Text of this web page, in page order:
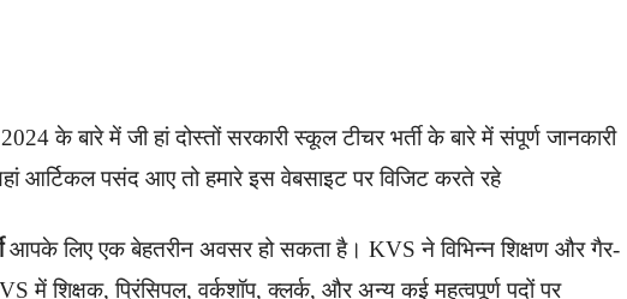
बारे में जी हां दोस्तों सरकारी स्कूल टीचर भर्ती के बारे में संपूर्ण जानकारी
आर्टिकल पसंद आए तो हमारे इस वेबसाइट पर विजिट करते रहे
आपके लिए एक बेहतरीन अवसर हो सकता है। KVS ने विभिन्न शिक्षण और गैर-
में शिक्षक, प्रिंसिपल, वर्कशॉप, क्लर्क, और अन्य कई महत्वपूर्ण पदों पर